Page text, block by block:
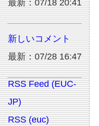
最新：07/18 20:41
新しいコメント
最新：07/28 16:47
RSS Feed (EUC-
JP)
RSS (euc)